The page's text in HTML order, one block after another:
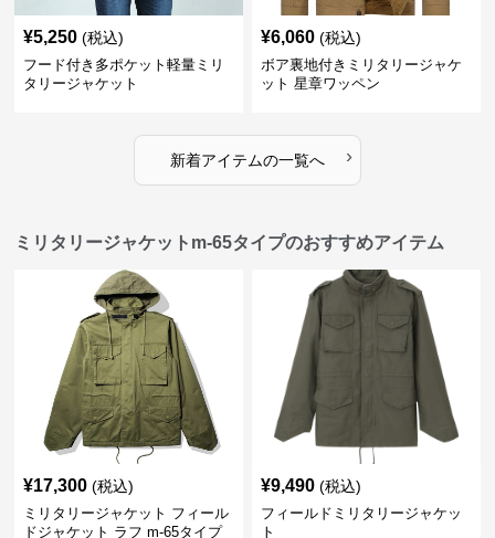
¥5,250 (税込)
フード付き多ポケット軽量ミリ
タリージャケット
¥6,060 (税込)
ボア裏地付きミリタリージャケ
ット 星章ワッペン
新着アイテムの一覧へ ›
ミリタリージャケットm-65タイプのおすすめアイテム
¥17,300 (税込)
ミリタリージャケット フィール
ドジャケット ラフ m-65タイプ
¥9,490 (税込)
フィールドミリタリージャケッ
ト